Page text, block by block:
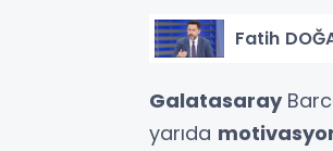
Fatih
Galatasaray
yarıda